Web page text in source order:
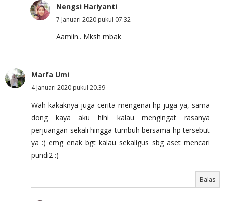
Nengsi Hariyanti
7 Januari 2020 pukul 07.32
Aamiin.. Mksh mbak
Marfa Umi
4 Januari 2020 pukul 20.39
Wah kakaknya juga cerita mengenai hp juga ya, sama
dong kaya aku hihi kalau mengingat rasanya
perjuangan sekali hingga tumbuh bersama hp tersebut
ya :) emg enak bgt kalau sekaligus sbg aset mencari
pundi2 :)
Balas